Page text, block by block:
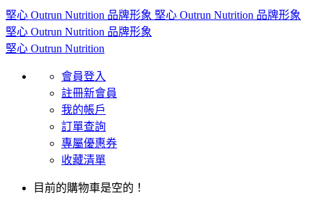
會員登入
註冊新會員
我的帳戶
訂單查詢
專屬優惠券
收藏清單
目前的購物車是空的！